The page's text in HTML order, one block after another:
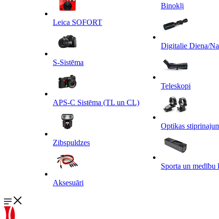
Leica SOFORT
S-Sistēma
APS-C Sistēma (TL un CL)
Zibspuldzes
Aksesuāri
Binokļi
Digitalie Diena/
Teleskopi
Optikas
Sporta un medību